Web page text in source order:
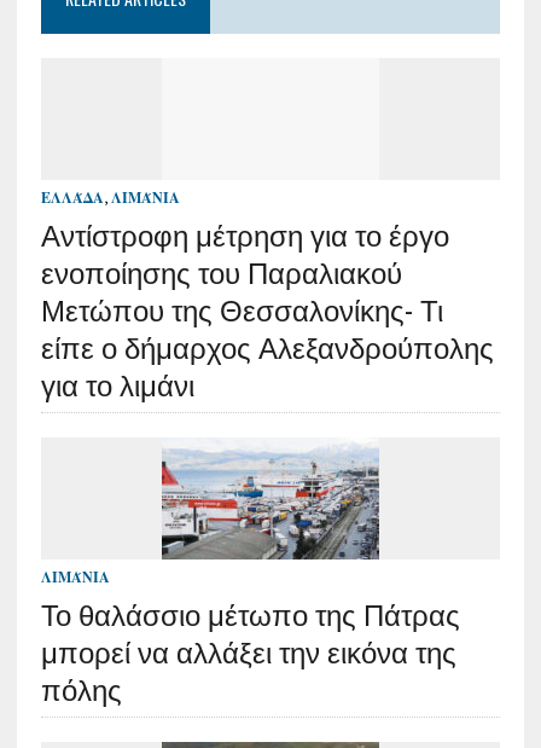
ΕΛΛΆΔΑ, ΛΙΜΆΝΙΑ
Αντίστροφη μέτρηση για το έργο
ενοποίησης του Παραλιακού
Μετώπου της Θεσσαλονίκης- Τι
είπε ο δήμαρχος Αλεξανδρούπολης
για το λιμάνι
ΛΙΜΆΝΙΑ
Το θαλάσσιο μέτωπο της Πάτρας
μπορεί να αλλάξει την εικόνα της
πόλης